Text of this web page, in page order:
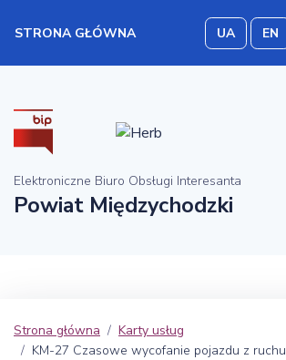
STRONA GŁÓWNA UA EN
Elektroniczne Biuro Obsługi Interesanta
Powiat Międzychodzki
Strona główna
Karty usług
KM-27 Czasowe wycofanie pojazdu z ruchu